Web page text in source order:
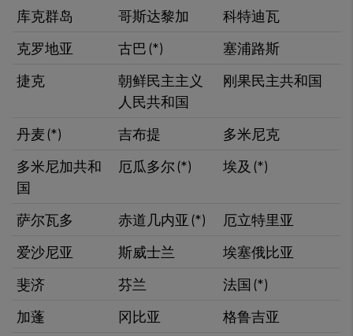
​库克群岛
哥斯达黎加
科特迪瓦
​克罗地亚
古巴​ (*)
塞浦路斯
捷克
朝鲜民主主义
人民共和国
刚果民主共和国
丹麦 (*) 吉布提
多米尼克
​多米尼加共和
国
​厄瓜多尔 (*) ​埃及 (*)
​萨尔瓦多 赤道几内亚 (*)​
​厄立特里亚
爱沙尼亚
斯威士兰
埃塞俄比亚
斐济
芬兰
法国 (*)
加蓬
​冈比亚 格鲁吉亚